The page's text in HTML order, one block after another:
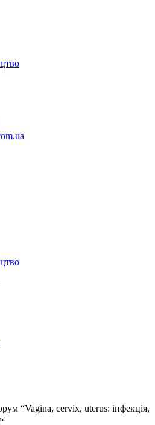
“Vagina, cervix, uterus: інфекція,